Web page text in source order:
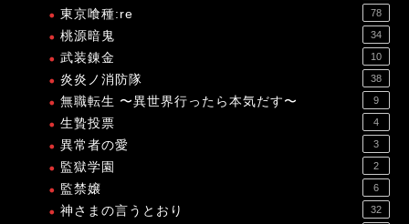
東京喰種:re 78
桃源暗鬼 34
武装錬金 10
炎炎ノ消防隊 38
無職転生 〜異世界行ったら本気だす〜 9
生贄投票 4
異常者の愛 3
監獄学園 2
監禁嬢 6
神さまの言うとおり 32